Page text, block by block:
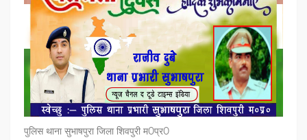
पुलिस थाना सुभाषपुरा जिला शिवपुरी म0प्र0